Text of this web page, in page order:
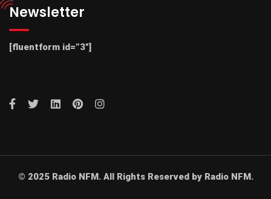
Newsletter
[fluentform id=”3″]
© 2025 Radio NFM. All Rights Reserved by Radio NFM.